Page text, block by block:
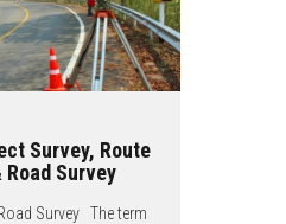
Survey, Route
Road Survey
Survey The term